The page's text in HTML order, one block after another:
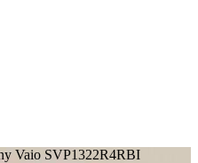
Vaio SVP1322R4RBI